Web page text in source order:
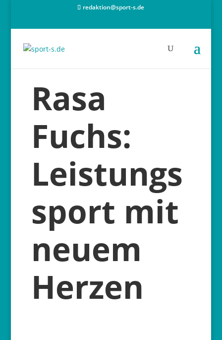
redaktion@sport-s.de
Rasa
Fuchs:
Leistungs
sport mit
neuem
Herzen